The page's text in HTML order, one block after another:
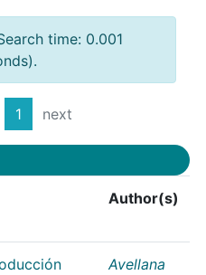
time: 0.001
1 next
Author(s)
Avellana